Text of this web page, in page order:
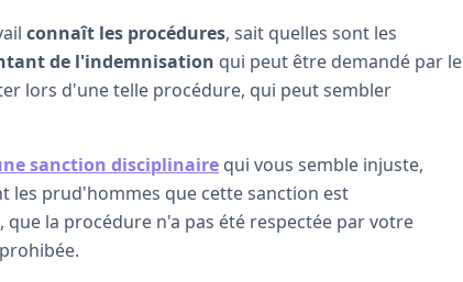
connaît les procédures, sait quelles sont les
de l'indemnisation qui peut être demandé par le
lors d'une telle procédure, qui peut sembler
sanction disciplinaire qui vous semble injuste,
les prud'hommes que cette sanction est
la procédure n'a pas été respectée par votre